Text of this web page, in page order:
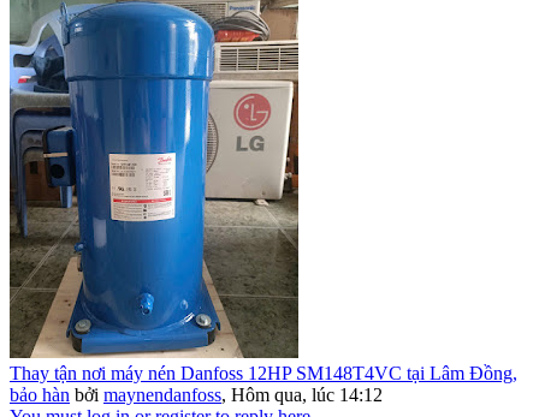
Thay tận nơi máy nén Danfoss 12HP SM148T4VC tại Lâm Đồng,
bảo hàn bởi maynendanfoss, Hôm qua, lúc 14:12